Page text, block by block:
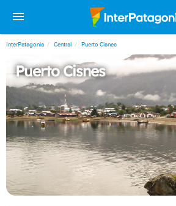
InterPatagonia Central Puerto Cisnes
Puerto Cisnes